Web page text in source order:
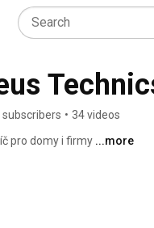
subscribers • 34 videos
pro domy i firmy ...more